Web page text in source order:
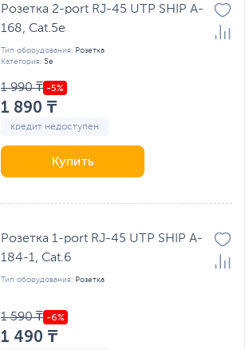
Розетка 2-port RJ-45 UTP SHIP A-
168, Cat.5e
Тип оборудования: Розетка
Категория: 5e
1 990 ₸
1 890 ₸
кредит недоступен
Купить
Розетка 1-port RJ-45 UTP SHIP A-
184-1, Cat.6
Тип оборудования: Розетка
1 590 ₸
1 490 ₸